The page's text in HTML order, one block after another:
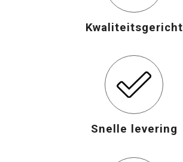
Kwaliteitsgericht
Snelle levering